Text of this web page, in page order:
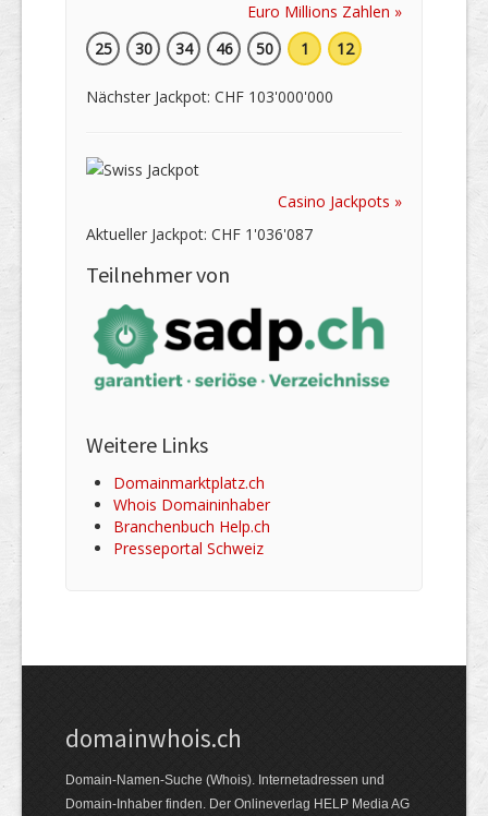
Euro Millions Zahlen »
25
30 34 46 50 1 12
Nächster Jackpot: CHF 103'000'000
Casino Jackpots »
Aktueller Jackpot: CHF 1'036'087
Teilnehmer von
Weitere Links
Domainmarktplatz.ch
Whois Domaininhaber
Branchenbuch Help.ch
Presseportal Schweiz
domainwhois.ch
Domain-Namen-Suche (Whois). Internet­adressen und
Domain-Inhaber finden. Der Online­verlag HELP Media AG